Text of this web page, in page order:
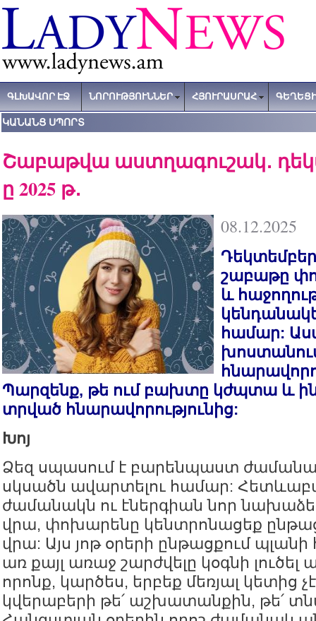
ԳԼԽԱՎՈՐ ԷՋ ՆՈՐՈՒԹՅՈՒՆՆԵՐ ՀՅՈՒՐԱՍՐԱՀ
ԿԱՆԱՆՑ ՍՊՈՐՏ
Շաբաթվա աստղագուշակ․
ը 2025 թ․
08.12.2025
շաբաթը
և
համար:
Պարզենք, թե ում բախտը կժպտա և
տրված հնարավորությունից:
Խոյ
Ձեզ սպասում է բարենպաստ
սկսածն ավարտելու համար:
ժամանակն ու էներգիան նոր
վրա, փոխարենը կենտրոնացեք
վրա: Այս յոթ օրերի ընթացքում պլանի
առ քայլ առաջ շարժվելը կօգնի լուծել
որոնք, կարծես, երբեք մեռյալ կետից
կվերաբերի թե՛ աշխատանքին, թե՛